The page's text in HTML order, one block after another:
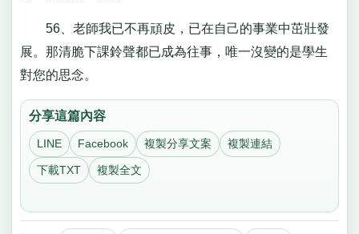
56、老師我已不再頑皮，已在自己的事業中茁壯發
展。那清脆下課鈴聲都已成為往事，唯一沒變的是學生
對您的思念。
分享這篇內容
LINE Facebook 複製分享文案 複製連結
下載TXT 複製全文